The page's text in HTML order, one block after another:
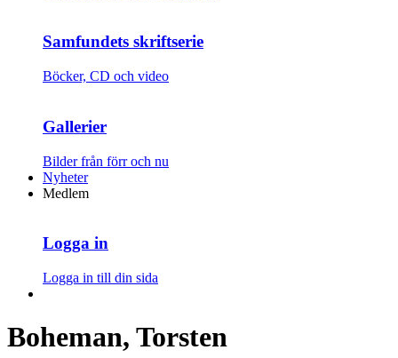
Samfundets skriftserie
Böcker, CD och video
Gallerier
Bilder från förr och nu
Nyheter
Medlem
Logga in
Logga in till din sida
Boheman, Torsten